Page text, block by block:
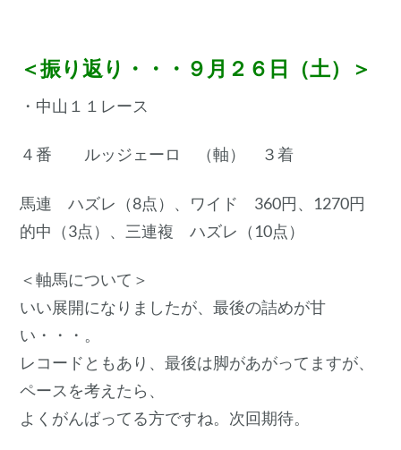
＜振り返り・・・９月２６日（土）＞
・中山１１レース
４番 ルッジェーロ （軸） ３着
馬連 ハズレ（8点）、ワイド 360円、1270円
的中（3点）、三連複 ハズレ（10点）
＜軸馬について＞
いい展開になりましたが、最後の詰めが甘
い・・・。
レコードともあり、最後は脚があがってますが、
ペースを考えたら、
よくがんばってる方ですね。次回期待。